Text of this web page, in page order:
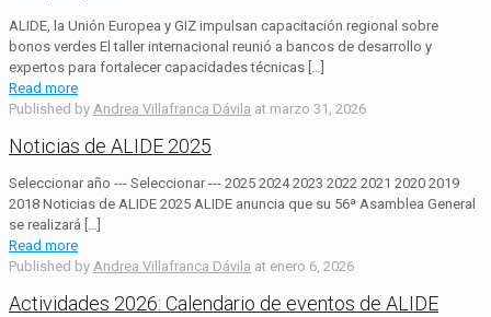
ALIDE, la Unión Europea y GIZ impulsan capacitación regional sobre
bonos verdes El taller internacional reunió a bancos de desarrollo y
expertos para fortalecer capacidades técnicas […]
Read more
Published by Andrea Villafranca Dávila at marzo 31, 2026
Noticias de ALIDE 2025
Seleccionar año --- Seleccionar --- 2025 2024 2023 2022 2021 2020 2019
2018 Noticias de ALIDE 2025 ALIDE anuncia que su 56ª Asamblea General
se realizará […]
Read more
Published by Andrea Villafranca Dávila at enero 6, 2026
Actividades 2026: Calendario de eventos de ALIDE